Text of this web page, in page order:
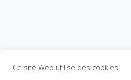
Ce site Web utilise des cookies